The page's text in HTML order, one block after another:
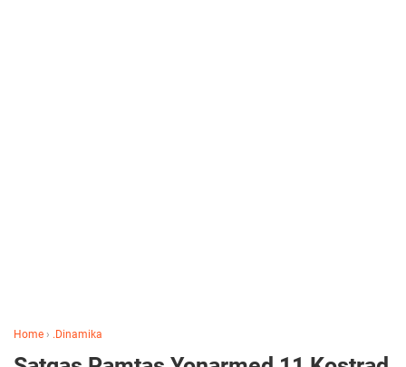
Home › .Dinamika